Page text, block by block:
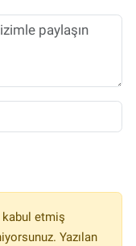
kabul etmiş
Yazılan